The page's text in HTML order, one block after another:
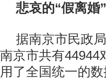
悲哀的“假离婚
据南京市民政
南京市共有44944
用了全国统一的